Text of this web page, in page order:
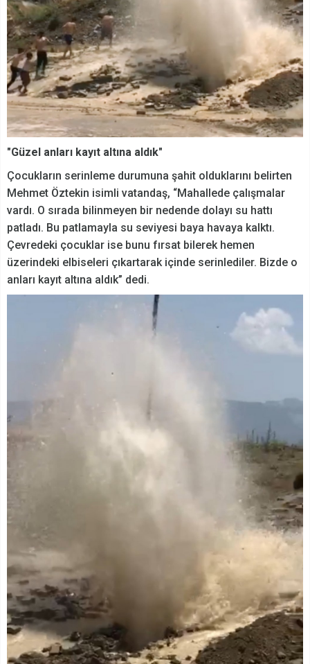
"Güzel anları kayıt altına aldık"
Çocukların serinleme durumuna şahit olduklarını belirten
Mehmet Öztekin isimli vatandaş, “Mahallede çalışmalar
vardı. O sırada bilinmeyen bir nedende dolayı su hattı
patladı. Bu patlamayla su seviyesi baya havaya kalktı.
Çevredeki çocuklar ise bunu fırsat bilerek hemen
üzerindeki elbiseleri çıkartarak içinde serinlediler. Bizde o
anları kayıt altına aldık” dedi.